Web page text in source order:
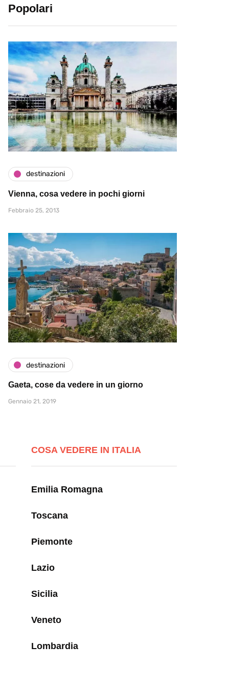
Popolari
destinazioni
Vienna, cosa vedere in pochi giorni
Febbraio 25, 2013
destinazioni
Gaeta, cose da vedere in un giorno
Gennaio 21, 2019
COSA VEDERE IN ITALIA
Emilia Romagna
Toscana
Piemonte
Lazio
Sicilia
Veneto
Lombardia